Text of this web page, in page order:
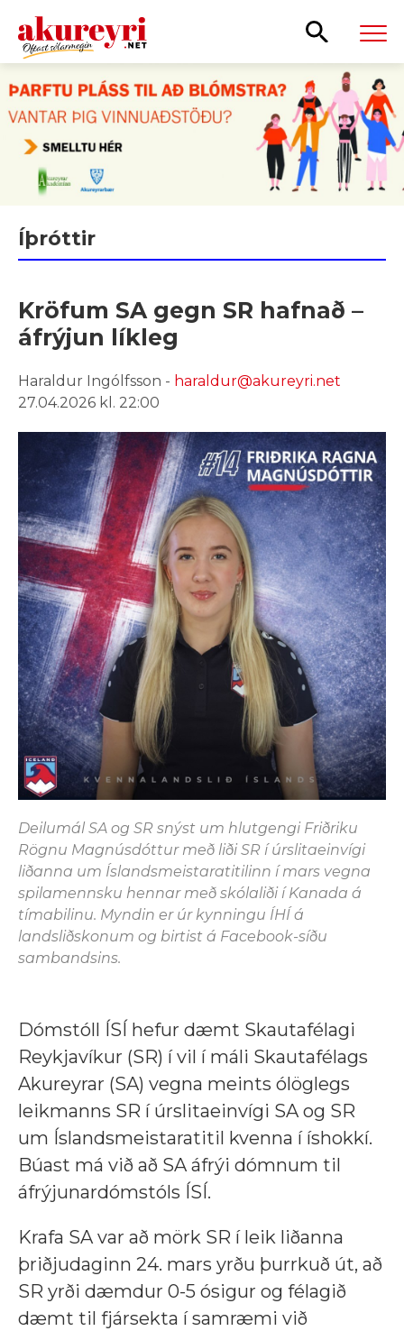
Leita
Íþróttir
Kröfum SA gegn SR hafnað –
áfrýjun líkleg
Haraldur Ingólfsson - haraldur@akureyri.net
27.04.2026 kl. 22:00
Deilumál SA og SR snýst um hlutgengi Friðriku
Rögnu Magnúsdóttur með liði SR í úrslitaeinvígi
liðanna um Íslandsmeistaratitilinn í mars vegna
spilamennsku hennar með skólaliði í Kanada á
tímabilinu. Myndin er úr kynningu ÍHÍ á
landsliðskonum og birtist á Facebook-síðu
sambandsins.
Dómstóll ÍSÍ hefur dæmt Skautafélagi
Reykjavíkur (SR) í vil í máli Skautafélags
Akureyrar (SA) vegna meints ólöglegs
leikmanns SR í úrslitaeinvígi SA og SR
um Íslandsmeistaratitil kvenna í íshokkí.
Búast má við að SA áfrýi dómnum til
áfrýjunardómstóls ÍSÍ.
Krafa SA var að mörk SR í leik liðanna
þriðjudaginn 24. mars yrðu þurrkuð út, að
SR yrði dæmdur 0-5 ósigur og félagið
dæmt til fjársekta í samræmi við